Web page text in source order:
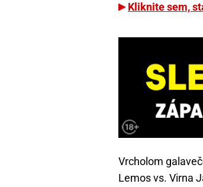
Kliknite sem,
Vrcholom
Lemos vs. Virna